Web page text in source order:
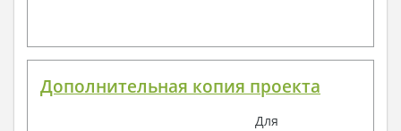
Дополнительная копия проекта
Для